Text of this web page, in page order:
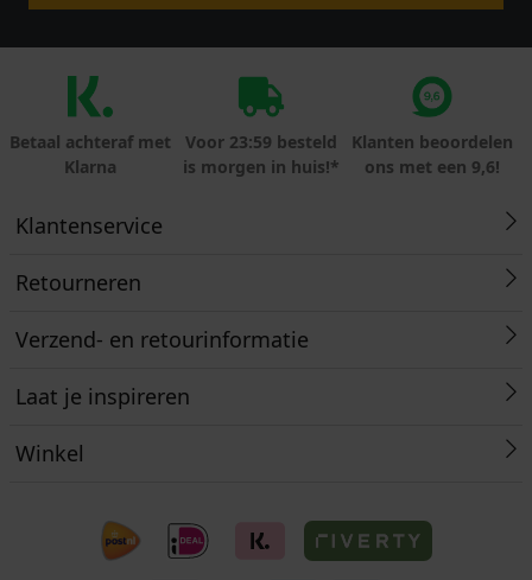
Betaal achteraf met
Klarna
Voor 23:59 besteld
is morgen in huis!*
Klanten beoordelen
ons met een 9,6!
Klantenservice
Retourneren
Verzend- en retourinformatie
Laat je inspireren
Winkel